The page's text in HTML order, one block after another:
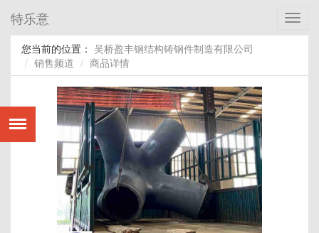
特乐意
您当前的位置： 吴桥盈丰钢结构铸钢件制造有限公司
销售频道
商品详情